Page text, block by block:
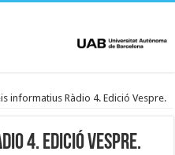
informatius Ràdio 4. Edició Vespre.
4. Edició Vespre.